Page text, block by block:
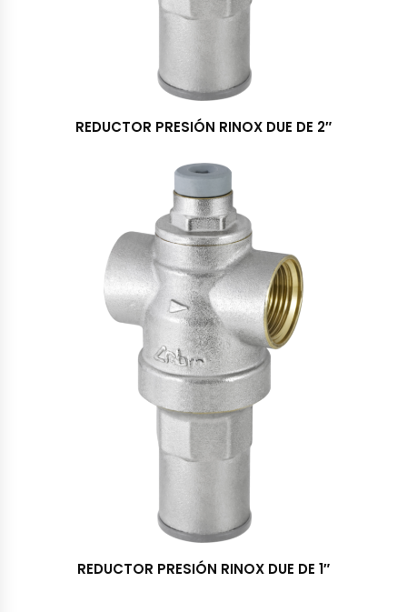
REDUCTOR PRESIÓN RINOX DUE DE 2″
REDUCTOR PRESIÓN RINOX DUE DE 1″